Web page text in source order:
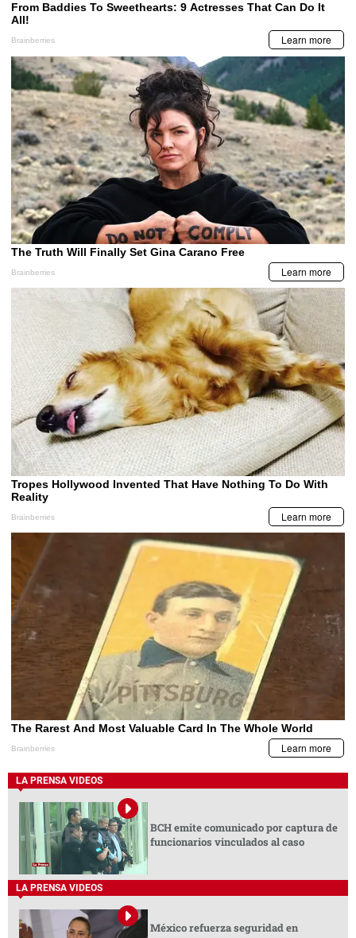
LA PRENSA VIDEOS
BCH emite comunicado por captura de
funcionarios vinculados al caso
LA PRENSA VIDEOS
México refuerza seguridad en